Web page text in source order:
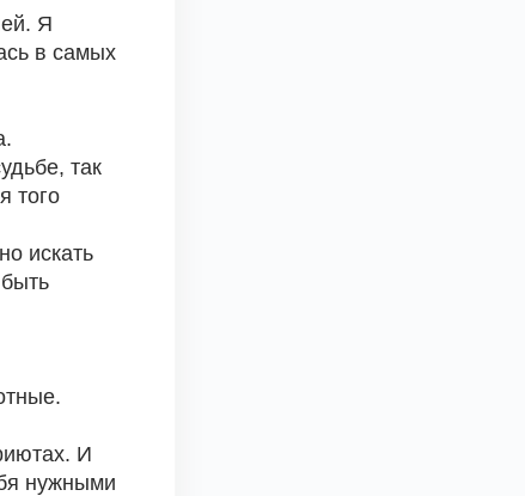
Я
в самых
так
того
искать
И
нужными